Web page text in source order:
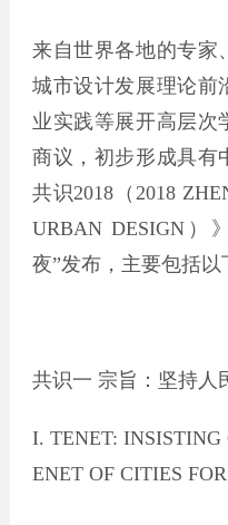
来自世界各地的专家
城市设计发展理论前
业实践等展开高层次
商议，初步形成具有
共识2018（2018
URBAN DESIGN）
夜”发布，主要包括以
共识一 宗旨：坚持人
I. TENET:
ENET OF CITIES